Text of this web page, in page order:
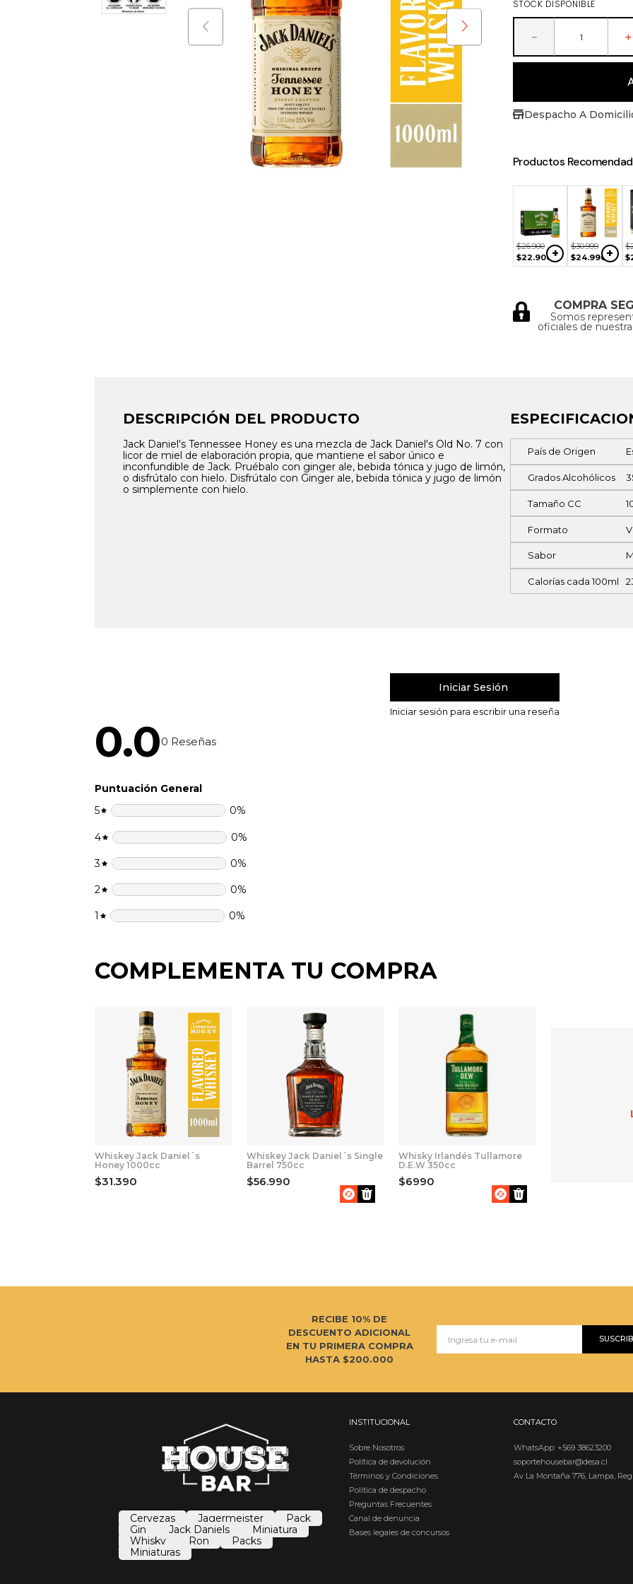
9.
packs
10. miniaturas
STOCK DISPONIBLE
＋
－
Despacho A
Productos
$26.900
$22.900+
$30.999
$24.990+
$
$
COMPRA
Somos
oficiales de
DESCRIPCIÓN DEL PRODUCTO
Jack Daniel's Tennessee Honey es una mezcla de Jack Daniel's Old No. 7 con
licor de miel de elaboración propia, que mantiene el sabor único e
inconfundible de Jack. Pruébalo con ginger ale, bebida tónica y jugo de limón,
o disfrútalo con hielo. Disfrútalo con Ginger ale, bebida tónica y jugo de limón
o simplemente con hielo.
País de Origen
Grados Alcohólicos
Tamaño CC
Formato
Sabor
Calorías cada 100ml
0.00 Reseñas
Puntuación General
5
0%
4 0%
3 0%
2 0%
1 0%
COMPLEMENTA TU COMPRA
Whiskey Jack Daniel´s
Honey 1000cc
$31.390
Whiskey Jack Daniel´s Single
Barrel 750cc
$56.990
Whisky Irlandés Tullamore
D.E.W 350cc
$6990
RECIBE 10% DE
DESCUENTO ADICIONAL
EN TU PRIMERA COMPRA
HASTA $200.000
Cervezas Jagermeister
Pack
Gin
Jack Daniels
Miniatura
Whisky
Ron
Packs
Miniaturas
INSTITUCIONAL
Sobre Nosotros
Política de devolución
Términos y Condiciones
Política de despacho
Preguntas Frecuentes
Canal de denuncia
Bases legales de concursos
CONTACTO
WhatsApp: +569 38623200
soportehousebar@desa.cl
Av La Montaña 776, Lampa,